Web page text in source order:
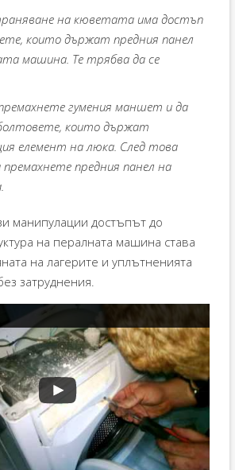
на кюветата има достъп
които държат предния панел
машина. Те трябва да се
гумения маншет и да
които държат
елемент на люка. След това
предния панел на
манипулации достъпът до
на пералната машина става
на лагерите и уплътненията
затруднения.